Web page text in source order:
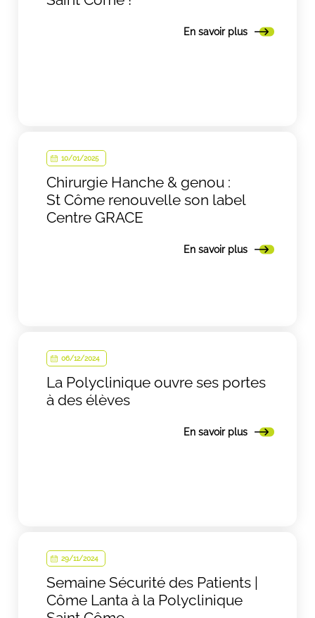
En savoir plus
10/01/2025
Chirurgie Hanche & genou :
St Côme renouvelle son label
Centre GRACE
En savoir plus
06/12/2024
La Polyclinique ouvre ses portes
à des élèves
En savoir plus
29/11/2024
Semaine Sécurité des Patients |
Côme Lanta à la Polyclinique